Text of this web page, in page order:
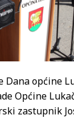
Dana općine
Općine
zastupnik